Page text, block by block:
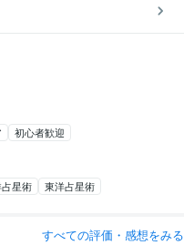
初心者歓迎
星術 東洋占星術
すべての評価・感想をみる